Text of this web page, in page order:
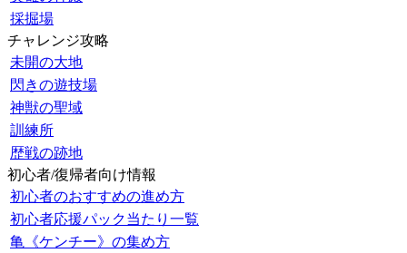
採掘場
チャレンジ攻略
未開の大地
閃きの遊技場
神獣の聖域
訓練所
歴戦の跡地
初心者/復帰者向け情報
初心者のおすすめの進め方
初心者応援パック当たり一覧
亀《ケンチー》の集め方